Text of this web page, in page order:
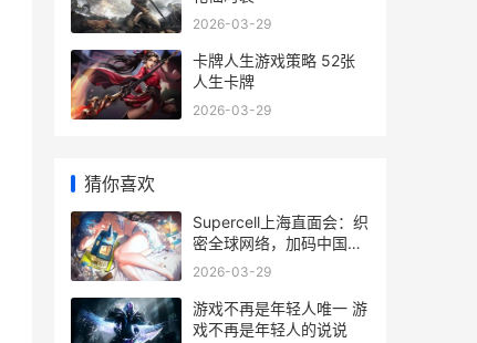
2026-03-29
卡牌人生游戏策略 52张
人生卡牌
2026-03-29
猜你喜欢
Supercell上海直面会：织
密全球网络，加码中国玩
家唯一尝试 supercell上
2026-03-29
游戏不再是年轻人唯一 游
戏不再是年轻人的说说